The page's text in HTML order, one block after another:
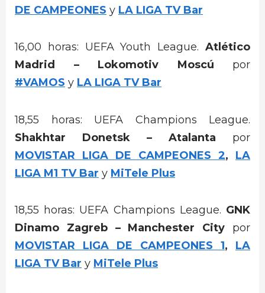
DE CAMPEONES y LA LIGA TV Bar
16,00 horas: UEFA Youth League. Atlético
Madrid – Lokomotiv Moscú
por
#VAMOS y LA LIGA TV Bar
18,55 horas: UEFA Champions League.
Shakhtar Donetsk – Atalanta por
MOVISTAR LIGA DE CAMPEONES 2, LA
LIGA M1 TV Bar y MiTele Plus
18,55 horas: UEFA Champions League. GNK
Dinamo Zagreb – Manchester City por
MOVISTAR LIGA DE CAMPEONES 1, LA
LIGA TV Bar y MiTele Plus